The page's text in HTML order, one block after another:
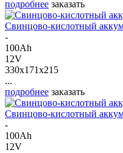
подробнее заказать
Свинцово-кислотный
-
100Ah
12V
330x171x215
...
подробнее заказать
Свинцово-кислотный
-
100Ah
12V